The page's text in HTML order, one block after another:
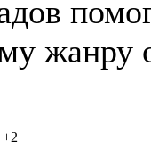
жанру
+2